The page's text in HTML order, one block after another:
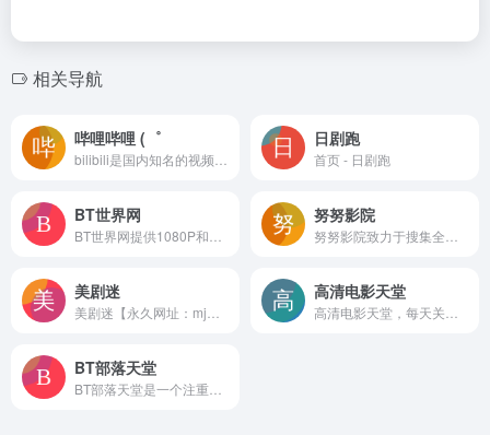
相关导航
哔哩哔哩 (゜ 日剧跑
首页 - 日剧跑
BT世界网 努努影院
美剧迷 高清电影天堂
BT部落天堂